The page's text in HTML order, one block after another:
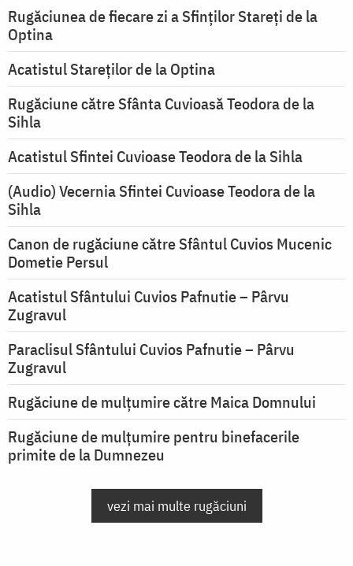
Rugăciunea de fiecare zi a Sfinților Stareți de la
Optina
Acatistul Stareţilor de la Optina
Rugăciune către Sfânta Cuvioasă Teodora de la
Sihla
Acatistul Sfintei Cuvioase Teodora de la Sihla
(Audio) Vecernia Sfintei Cuvioase Teodora de la
Sihla
Canon de rugăciune către Sfântul Cuvios Mucenic
Dometie Persul
Acatistul Sfântului Cuvios Pafnutie – Pârvu
Zugravul
Paraclisul Sfântului Cuvios Pafnutie – Pârvu
Zugravul
Rugăciune de mulţumire către Maica Domnului
Rugăciune de mulțumire pentru binefacerile
primite de la Dumnezeu
vezi mai multe rugăciuni